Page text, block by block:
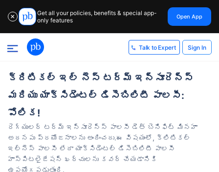
✕
Get all your policies, benefits & special app-
only features
Open App
Talk to Expert Sign In
క్రిటికల్ ఇల్ నెస్ టర్మ్ ఇన్సూరెన్స్
మరియు యాక్సిడెంటల్ డిసెబిలిటీ పాలసీ:
పోలిక!
రెగ్యులర్ టర్మ్ ఇన్సూరెన్స్ పాలసీ డెత్ బెనిఫిట్ మినహా
అదనపు ప్రయోజనాలను అందించదు.ఈ విషయంలో, క్లిటికల్
ఇల్‌నెస్ పాలసీ లేదా యాక్సిడెంటల్ డిసెబిలిటీ పాలసీ
హాస్పిటలైజేషన్ ఖర్చులను కవర్ చేయడానికి
ఉపయోగపడుతుంది.